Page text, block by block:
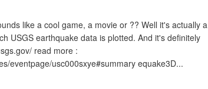
like a cool game, a movie or ?? Well it's actually a
USGS earthquake data is plotted. And it's definitely
read more :
eventpage/usc000sxye#summary equake3D...